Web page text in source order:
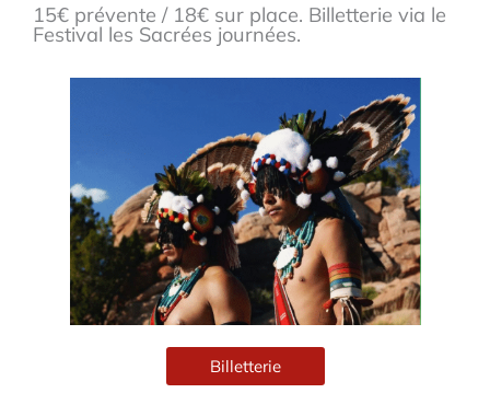
15€ prévente / 18€ sur place. Billetterie via le
Festival les Sacrées journées.
Billetterie